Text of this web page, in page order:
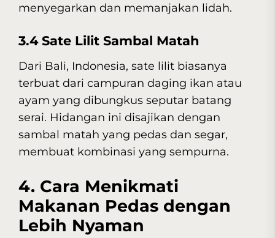
menyegarkan dan memanjakan lidah.
3.4 Sate Lilit Sambal Matah
Dari Bali, Indonesia, sate lilit biasanya
terbuat dari campuran daging ikan atau
ayam yang dibungkus seputar batang
serai. Hidangan ini disajikan dengan
sambal matah yang pedas dan segar,
membuat kombinasi yang sempurna.
4. Cara Menikmati
Makanan Pedas dengan
Lebih Nyaman